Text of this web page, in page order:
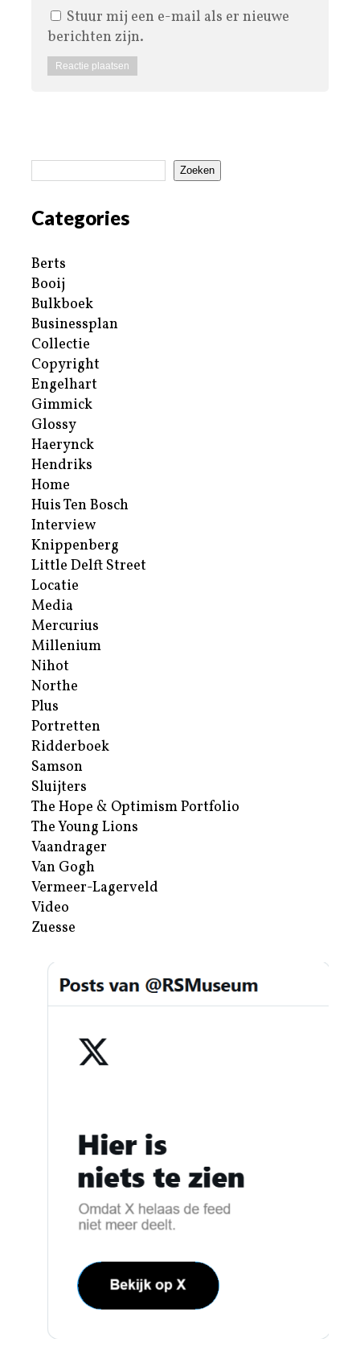
Stuur mij een e-mail als er nieuwe
berichten zijn.
Zoeken
Categories
Berts
Booij
Bulkboek
Businessplan
Collectie
Copyright
Engelhart
Gimmick
Glossy
Haerynck
Hendriks
Home
Huis Ten Bosch
Interview
Knippenberg
Little Delft Street
Locatie
Media
Mercurius
Millenium
Nihot
Northe
Plus
Portretten
Ridderboek
Samson
Sluijters
The Hope & Optimism Portfolio
The Young Lions
Vaandrager
Van Gogh
Vermeer-Lagerveld
Video
Zuesse